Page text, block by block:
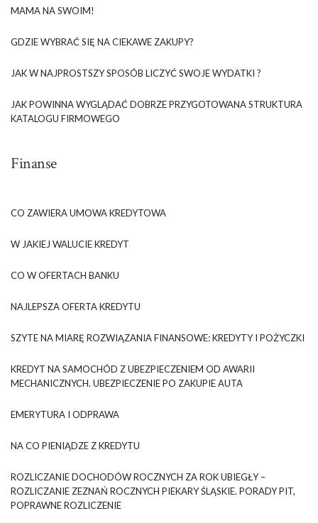
MAMA NA SWOIM!
GDZIE WYBRAĆ SIĘ NA CIEKAWE ZAKUPY?
JAK W NAJPROSTSZY SPOSÓB LICZYĆ SWOJE WYDATKI ?
JAK POWINNA WYGLĄDAĆ DOBRZE PRZYGOTOWANA STRUKTURA
KATALOGU FIRMOWEGO
Finanse
CO ZAWIERA UMOWA KREDYTOWA
W JAKIEJ WALUCIE KREDYT
CO W OFERTACH BANKU
NAJLEPSZA OFERTA KREDYTU
SZYTE NA MIARĘ ROZWIĄZANIA FINANSOWE: KREDYTY I POŻYCZKI
KREDYT NA SAMOCHÓD Z UBEZPIECZENIEM OD AWARII
MECHANICZNYCH. UBEZPIECZENIE PO ZAKUPIE AUTA
EMERYTURA I ODPRAWA
NA CO PIENIĄDZE Z KREDYTU
ROZLICZANIE DOCHODÓW ROCZNYCH ZA ROK UBIEGŁY –
ROZLICZANIE ZEZNAŃ ROCZNYCH PIEKARY ŚLĄSKIE. PORADY PIT,
POPRAWNE ROZLICZENIE